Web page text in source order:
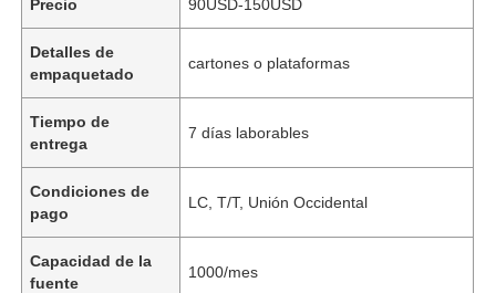
Precio 90USD-150USD
Detalles de
empaquetado
cartones o plataformas
Tiempo de
entrega
7 días laborables
Condiciones de
pago
LC, T/T, Unión Occidental
Capacidad de la
fuente
1000/mes